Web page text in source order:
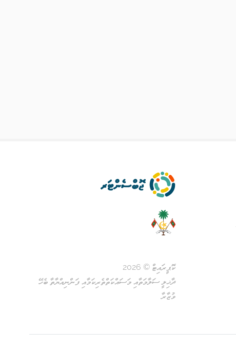
ކޮޕީރައިޓް © 2026
ދާޚިލީ ސަލާމަތާއި މަސައްކަތްތެރިކަމާއި ފަންނިއްޔާތާ ބެހޭ
ވުޒާރާ